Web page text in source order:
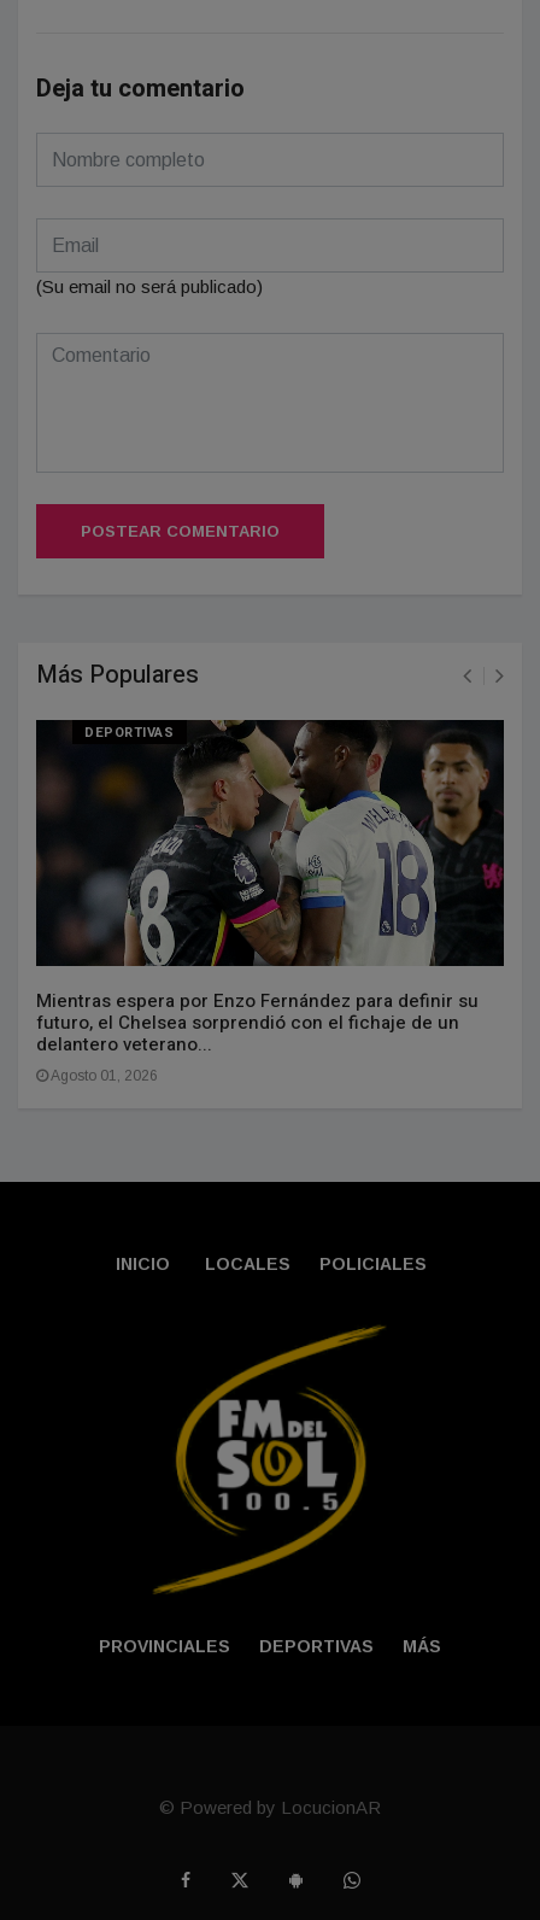
Deja tu comentario
(Su email no será publicado)
POSTEAR COMENTARIO
Más Populares
DEPORTIVAS
Mientras espera por Enzo Fernández para definir su
futuro, el Chelsea sorprendió con el fichaje de un
delantero veterano...
Agosto 01, 2026
INICIO LOCALES POLICIALES
PROVINCIALES DEPORTIVAS MÁS
© Powered by LocucionAR